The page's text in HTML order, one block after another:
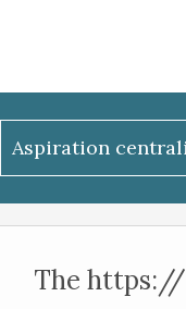
Aspiration
The https://